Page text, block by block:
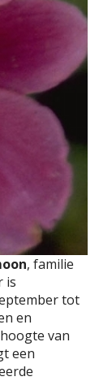
, familie
is
tot
en
van
een